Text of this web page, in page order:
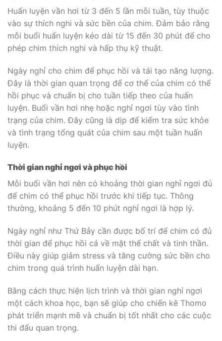
Huấn luyện vần hơi từ 3 đến 5 lần mỗi tuần, tùy thuộc
vào sự thích nghi và sức bền của chim. Đảm bảo rằng
mỗi buổi huấn luyện kéo dài từ 15 đến 30 phút để cho
phép chim thích nghi và hấp thụ kỹ thuật.
Ngày nghỉ cho chim để phục hồi và tái tạo năng lượng.
Đây là thời gian quan trọng để cơ thể của chim có thể
hồi phục và chuẩn bị cho tuần tiếp theo của huấn
luyện. Buổi vần hơi nhẹ hoặc nghỉ ngơi tùy vào tình
trạng của chim. Đây cũng là dịp để kiểm tra sức khỏe
và tình trạng tổng quát của chim sau một tuần huấn
luyện.
Thời gian nghỉ ngơi và phục hồi
Mỗi buổi vần hơi nên có khoảng thời gian nghỉ ngơi đủ
để chim có thể phục hồi trước khi tiếp tục. Thông
thường, khoảng 5 đến 10 phút nghỉ ngơi là hợp lý.
Ngày nghỉ như Thứ Bảy cần được bố trí để chim có đủ
thời gian để phục hồi cả về mặt thể chất và tinh thần.
Điều này giúp giảm stress và tăng cường sức bền cho
chim trong quá trình huấn luyện dài hạn.
Bằng cách thực hiện lịch trình và thời gian nghỉ ngơi
một cách khoa học, bạn sẽ giúp cho chiến kê Thomo
phát triển mạnh mẽ và chuẩn bị tốt nhất cho các cuộc
thi đấu quan trọng.